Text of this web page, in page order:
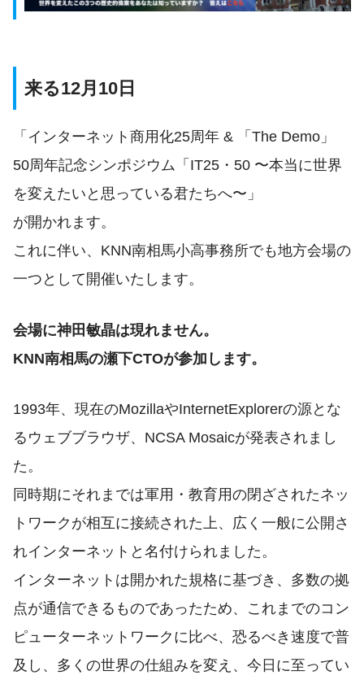
来る12月10日
「インターネット商用化25周年 & 「The Demo」
50周年記念シンポジウム「IT25・50 〜本当に世界
を変えたいと思っている君たちへ〜」
が開かれます。
これに伴い、KNN南相馬小高事務所でも地方会場の
一つとして開催いたします。
会場に神田敏晶は現れません。
KNN南相馬の瀬下CTOが参加します。
1993年、現在のMozillaやInternetExplorerの源とな
るウェブブラウザ、NCSA Mosaicが発表されまし
た。
同時期にそれまでは軍用・教育用の閉ざされたネッ
トワークが相互に接続された上、広く一般に公開さ
れインターネットと名付けられました。
インターネットは開かれた規格に基づき、多数の拠
点が通信できるものであったため、これまでのコン
ピューターネットワークに比べ、恐るべき速度で普
及し、多くの世界の仕組みを変え、今日に至ってい